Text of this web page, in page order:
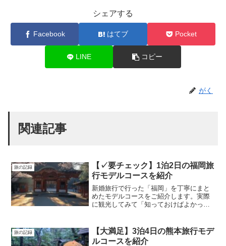
シェアする
Facebook はてブ Pocket
LINE コピー
がく
関連記事
旅の記録
【✓要チェック】1泊2日の福岡旅
行モデルコースを紹介
新婚旅行で行った「福岡」を丁寧にまと
めたモデルコースをご紹介します。実際
に観光してみて「知っておけばよかった
かたはぜひチェックしていってくださ
い。
旅の記録
【大満足】3泊4日の熊本旅行モデ
ルコースを紹介